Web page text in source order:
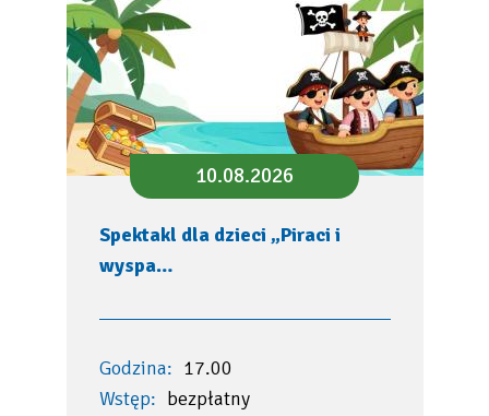
10.08.2026
Spektakl dla dzieci „Piraci i
wyspa…
Godzina: 17.00
Wstęp: bezpłatny